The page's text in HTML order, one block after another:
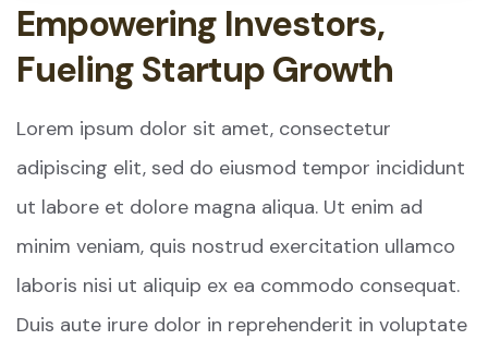
Empowering Investors,
Fueling Startup Growth
Lorem ipsum dolor sit amet, consectetur
adipiscing elit, sed do eiusmod tempor incididunt
ut labore et dolore magna aliqua. Ut enim ad
minim veniam, quis nostrud exercitation ullamco
laboris nisi ut aliquip ex ea commodo consequat.
Duis aute irure dolor in reprehenderit in voluptate